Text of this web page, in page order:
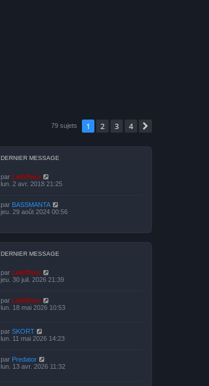
79 sujets 1 2 3 4
DERNIER MESSAGE
par LeKiffeur
lun. 2 avr. 2018 21:25
par BASSMANTA
jeu. 29 août 2024 00:56
DERNIER MESSAGE
par LeKiffeur
jeu. 30 juil. 2026 21:39
par LeKiffeur
lun. 18 mai 2026 10:53
par SKORT
lun. 11 mai 2026 14:23
par Predator
lun. 13 avr. 2026 11:32